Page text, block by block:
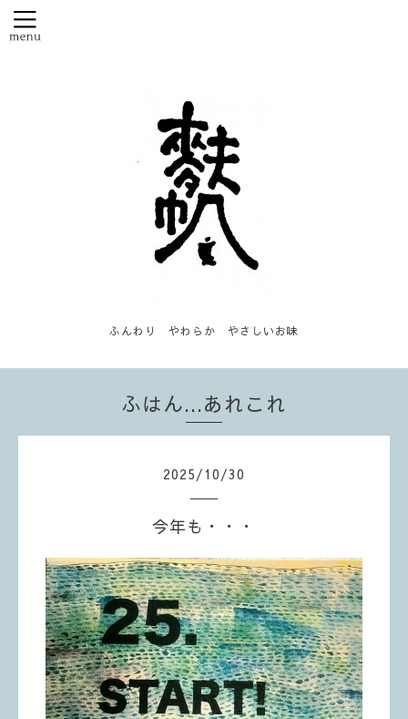
ふんわり やわらか やさしいお味
ふはん...あれこれ
2025/10/30
今年も・・・